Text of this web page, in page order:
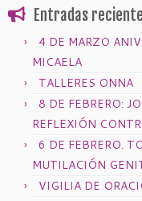
Entradas
4 DE MARZO
MICAELA
TALLERES ONNA
8 DE FEBRERO:
REFLEXIÓN
6 DE FEBRERO.
MUTILACIÓN
VIGILIA DE